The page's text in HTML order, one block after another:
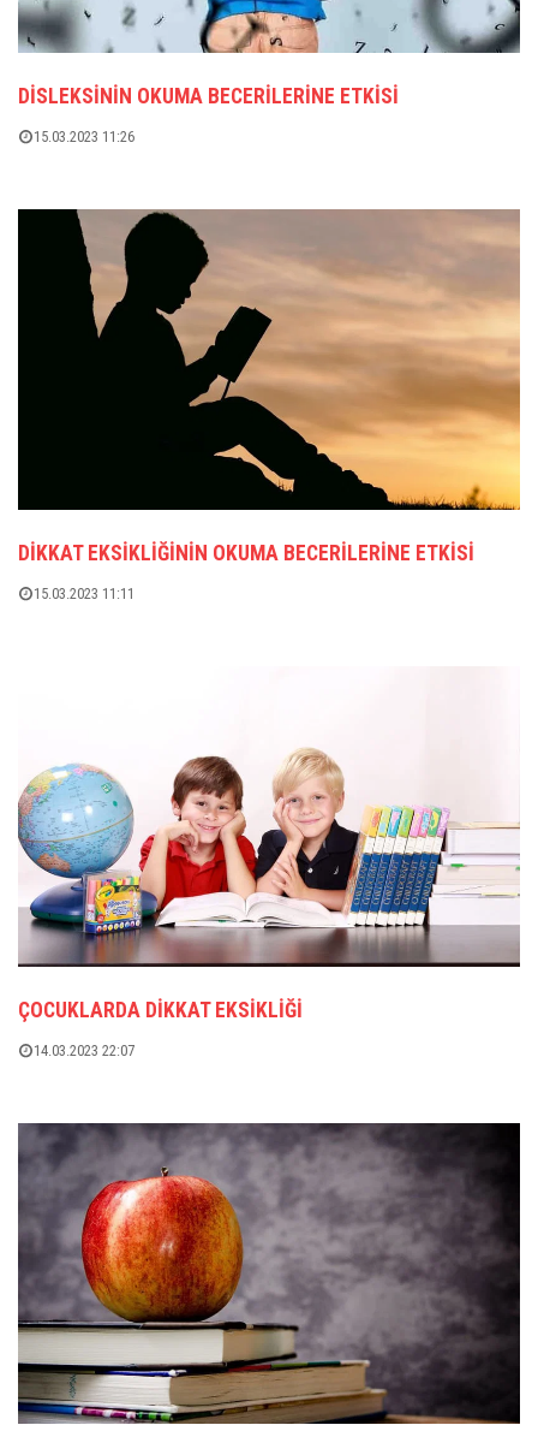
DISLEKSININ OKUMA BECERILERINE ETKISI
15.03.2023 11:26
DIKKAT EKSIKLIĞININ OKUMA BECERILERINE ETKISI
15.03.2023 11:11
ÇOCUKLARDA DIKKAT EKSIKLIĞI
14.03.2023 22:07